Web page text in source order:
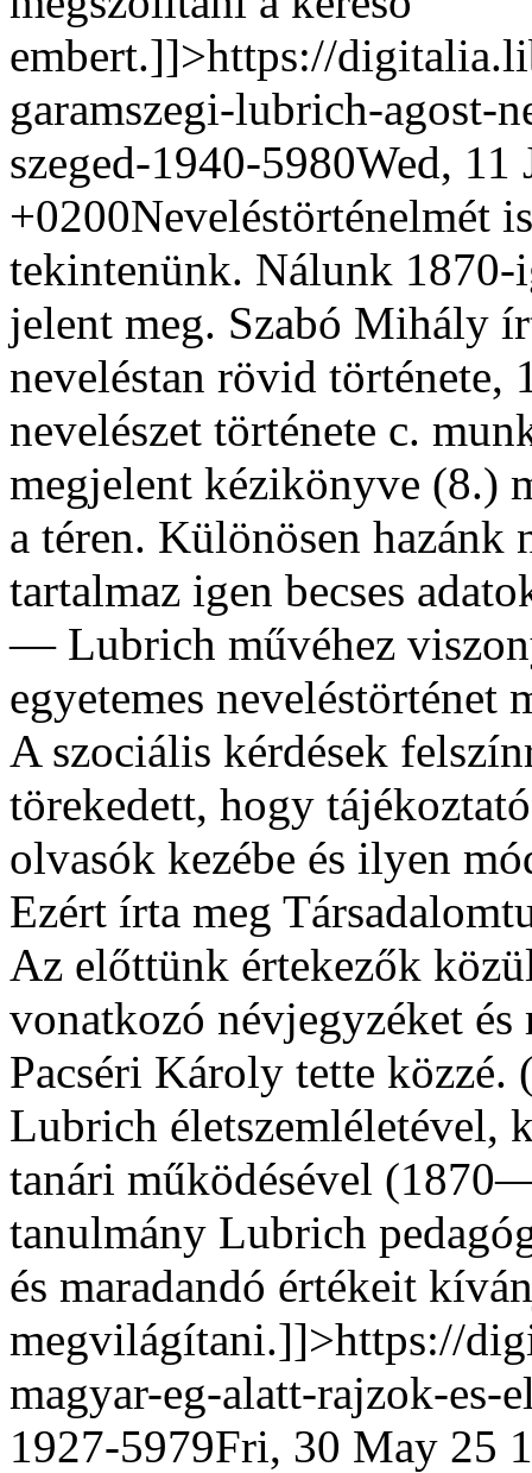
embert.]]>https://
garamszegi-lubrich-agost-
szeged-1940-5980Wed, 11
+0200Neveléstörténelmét
tekintenünk. Nálunk 1870-
jelent meg. Szabó Mihály
neveléstan rövid
nevelészet története c.
megjelent kézikönyve (8.)
a téren. Különösen hazánk
tartalmaz igen becses
— Lubrich művéhez
egyetemes neveléstörténet
A szociális kérdések
törekedett, hogy
olvasók kezébe és ilyen
Ezért írta meg
Az előttünk értekezők
vonatkozó névjegyzéket
Pacséri Károly tette közzé.
Lubrich életszemléletével,
tanári működésével
tanulmány Lubrich
és maradandó értékeit
megvilágítani.]]>https://
magyar-eg-alatt-rajzok-es-
1927-5979Fri, 30 May 25